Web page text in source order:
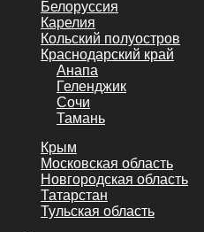
Белоруссия
Карелия
Кольский полуостров
Краснодарский край
Анапа
Геленджик
Сочи
Тамань
Крым
Московская область
Новгородская область
Татарстан
Тульская область